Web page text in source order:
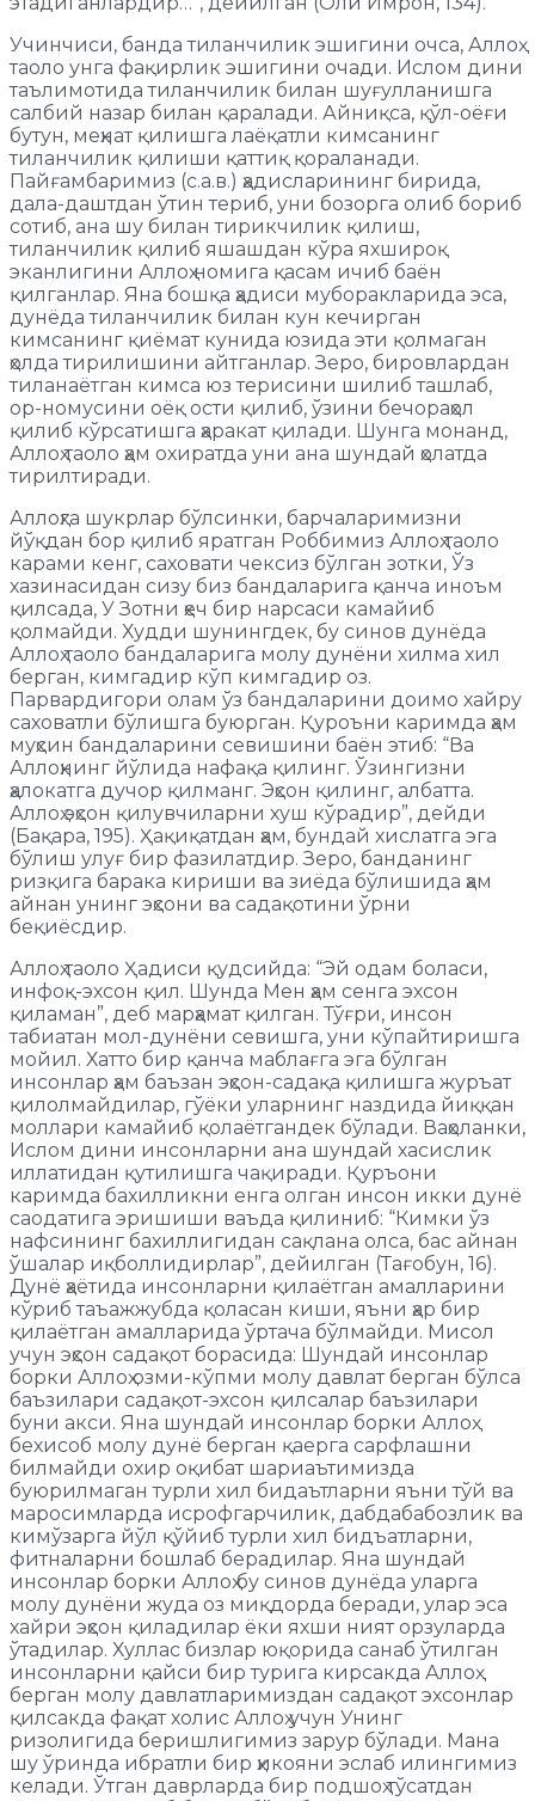
Учинчиси, банда тиланчилик эшигини очса, Аллоҳ
таоло унга фақирлик эшигини очади. Ислом дини
таълимотида тиланчилик билан шуғулланишга
салбий назар билан қаралади. Айниқса, қўл-оёғи
бутун, меҳнат қилишга лаёқатли кимсанинг
тиланчилик қилиши қаттиқ қораланади.
Пайғамбаримиз (с.а.в.) ҳадисларининг бирида,
дала-даштдан ўтин териб, уни бозорга олиб бориб
сотиб, ана шу билан тирикчилик қилиш,
тиланчилик қилиб яшашдан кўра яхшироқ
эканлигини Аллоҳ номига қасам ичиб баён
қилганлар. Яна бошқа ҳадиси муборакларида эса,
дунёда тиланчилик билан кун кечирган
кимсанинг қиёмат кунида юзида эти қолмаган
ҳолда тирилишини айтганлар. Зеро, бировлардан
тиланаётган кимса юз терисини шилиб ташлаб,
ор-номусини оёқ ости қилиб, ўзини бечораҳол
қилиб кўрсатишга ҳаракат қилади. Шунга монанд,
Аллоҳ таоло ҳам охиратда уни ана шундай ҳолатда
тирилтиради.
Аллоҳга шукрлар бўлсинки, барчаларимизни
йўқдан бор қилиб яратган Роббимиз Аллоҳ таоло
карами кенг, саховати чексиз бўлган зотки, Ўз
хазинасидан сизу биз бандаларига қанча иноъм
қилсада, У Зотни ҳеч бир нарсаси камайиб
қолмайди. Худди шунингдек, бу синов дунёда
Аллоҳ таоло бандаларига молу дунёни хилма хил
берган, кимгадир кўп кимгадир оз.
Парвардигори олам ўз бандаларини доимо хайру
саховатли бўлишга буюрган. Қуроъни каримда ҳам
муҳсин бандаларини севишини баён этиб: “Ва
Аллоҳнинг йўлида нафақа қилинг. Ўзингизни
ҳалокатга дучор қилманг. Эҳсон қилинг, албатта.
Аллоҳ эҳсон қилувчиларни хуш кўрадир”, дейди
(Бақара, 195). Ҳақиқатдан ҳам, бундай хислатга эга
бўлиш улуғ бир фазилатдир. Зеро, банданинг
ризқига барака кириши ва зиёда бўлишида ҳам
айнан унинг эҳсони ва садақотини ўрни
беқиёсдир.
Аллоҳ таоло Ҳадиси қудсийда: “Эй одам боласи,
инфоқ-эхсон қил. Шунда Мен ҳам сенга эхсон
қиламан”, деб марҳамат қилган. Тўғри, инсон
табиатан мол-дунёни севишга, уни кўпайтиришга
мойил. Хатто бир қанча маблағга эга бўлган
инсонлар ҳам баъзан эҳсон-садақа қилишга журъат
қилолмайдилар, гўёки уларнинг наздида йиққан
моллари камайиб қолаётгандек бўлади. Ваҳоланки,
Ислом дини инсонларни ана шундай хасислик
иллатидан қутилишга чақиради. Қуръони
каримда бахилликни енга олган инсон икки дунё
саодатига эришиши ваъда қилиниб: “Кимки ўз
нафсининг бахиллигидан сақлана олса, бас айнан
ўшалар иқболлидирлар”, дейилган (Тағобун, 16).
Дунё ҳаётида инсонларни қилаётган амалларини
кўриб таъажжубда қоласан киши, яъни ҳар бир
қилаётган амалларида ўртача бўлмайди. Мисол
учун эҳсон садақот борасида: Шундай инсонлар
борки Аллоҳ озми-кўпми молу давлат берган бўлса
баъзилари садақот-эхсон қилсалар баъзилари
буни акси. Яна шундай инсонлар борки Аллоҳ
бехисоб молу дунё берган қаерга сарфлашни
билмайди охир оқибат шариаътимизда
буюрилмаган турли хил бидаътларни яъни тўй ва
маросимларда исрофгарчилик, дабдабабозлик ва
кимўзарга йўл қўйиб турли хил бидъатларни,
фитналарни бошлаб берадилар. Яна шундай
инсонлар борки Аллоҳ бу синов дунёда уларга
молу дунёни жуда оз миқдорда беради, улар эса
хайри эҳсон қиладилар ёки яхши ният орзуларда
ўтадилар. Хуллас бизлар юқорида санаб ўтилган
инсонларни қайси бир турига кирсакда Аллоҳ
берган молу давлатларимиздан садақот эхсонлар
қилсакда фақат холис Аллоҳ учун Унинг
ризолигида беришлигимиз зарур бўлади. Мана
шу ўринда ибратли бир ҳикояни эслаб илингимиз
келади. Ўтган даврларда бир подшоҳ тўсатдан